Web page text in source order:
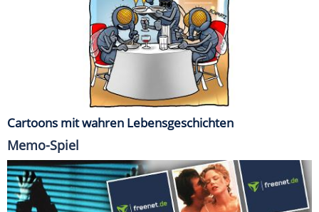
Cartoons mit wahren Lebensgeschichten
Memo-Spiel